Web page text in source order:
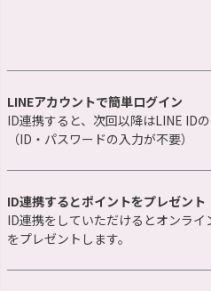
LINEアカウントで簡単ログイン
ID連携すると、次回以降はLINE ID
（ID・パスワードの入力が不要）
ID連携するとポイントをプレゼント
ID連携をしていただけるとオンラ
をプレゼントします。